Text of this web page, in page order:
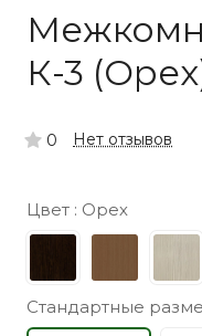
К-3
0 Нет отзывов
Цвет : Орех
Стандартные